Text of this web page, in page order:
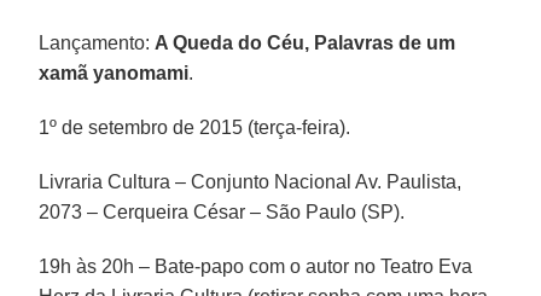
Lançamento: A Queda do Céu, Palavras de um
xamã yanomami.
1º de setembro de 2015 (terça-feira).
Livraria Cultura – Conjunto Nacional Av. Paulista,
2073 – Cerqueira César – São Paulo (SP).
19h às 20h – Bate-papo com o autor no Teatro Eva